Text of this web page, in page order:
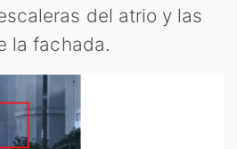
del atrio y las
la fachada.